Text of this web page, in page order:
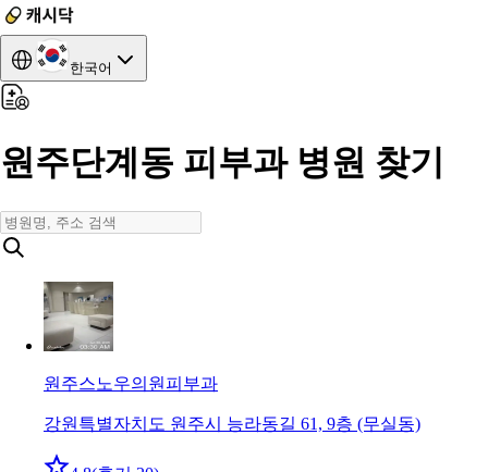
한국어
원주단계동 피부과 병원 찾기
원주스노우의원 피부과
강원특별자치도 원주시 능라동길 61, 9층 (무실동)